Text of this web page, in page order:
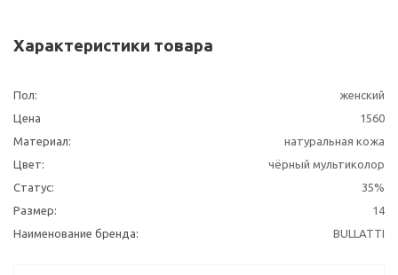
Характеристики товара
Пол:
женский
Цена
1560
Материал:
натуральная кожа
Цвет:
чёрный мультиколор
Статус:
35%
Размер:
14
Наименование бренда:
BULLATTI